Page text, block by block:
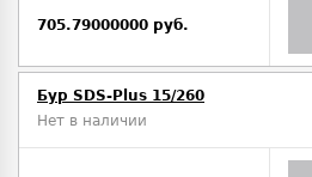
705.79000000 руб.
Бур SDS-Plus 15/260
Нет в наличии